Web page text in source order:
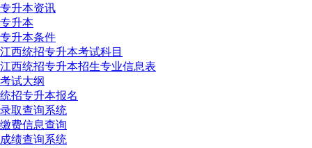
专升本资讯
专升本
专升本条件
江西统招专升本考试科目
江西统招专升本招生专业信息表
考试大纲
统招专升本报名
录取查询系统
缴费信息查询
成绩查询系统